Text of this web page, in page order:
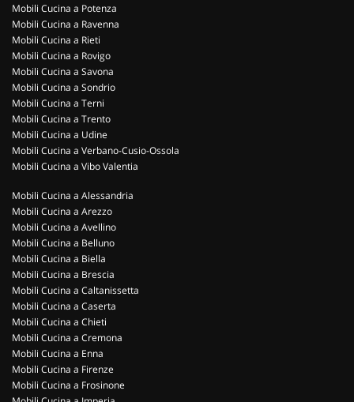
Mobili Cucina a Potenza
Mobili Cucina a Ravenna
Mobili Cucina a Rieti
Mobili Cucina a Rovigo
Mobili Cucina a Savona
Mobili Cucina a Sondrio
Mobili Cucina a Terni
Mobili Cucina a Trento
Mobili Cucina a Udine
Mobili Cucina a Verbano-Cusio-Ossola
Mobili Cucina a Vibo Valentia
Mobili Cucina a Alessandria
Mobili Cucina a Arezzo
Mobili Cucina a Avellino
Mobili Cucina a Belluno
Mobili Cucina a Biella
Mobili Cucina a Brescia
Mobili Cucina a Caltanissetta
Mobili Cucina a Caserta
Mobili Cucina a Chieti
Mobili Cucina a Cremona
Mobili Cucina a Enna
Mobili Cucina a Firenze
Mobili Cucina a Frosinone